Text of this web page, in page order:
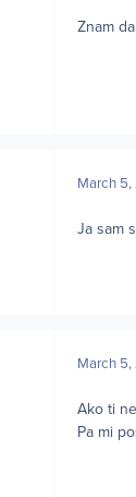
Znam
March
Ja sam
March
Ako ti
Pa mi